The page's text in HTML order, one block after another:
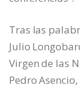
Tras las
Julio
Virgen de las
Pedro